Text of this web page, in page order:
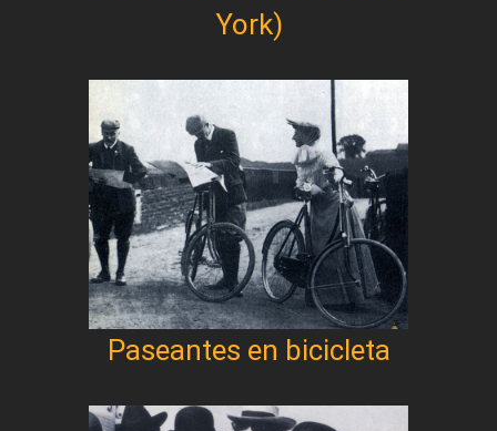
York)
Paseantes en bicicleta